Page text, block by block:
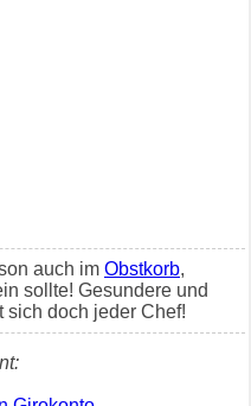
auch im Obstkorb,
sollte! Gesundere und
sich doch jeder Chef!